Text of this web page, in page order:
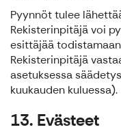
Pyynnöt tulee
Rekisterinpitäjä voi
esittäjää
Rekisterinpitäjä
asetuksessa
kuukauden kuluessa).
13. Evästeet